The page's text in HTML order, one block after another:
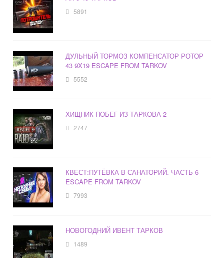
5891
ДУЛЬНЫЙ ТОРМОЗ КОМПЕНСАТОР РОТОР
43 9X19 ESCAPE FROM TARKOV
5552
ХИЩНИК ПОБЕГ ИЗ ТАРКОВА 2
2747
КВЕСТ:ПУТЁВКА В САНАТОРИЙ. ЧАСТЬ 6
ESCAPE FROM TARKOV
7993
НОВОГОДНИЙ ИВЕНТ ТАРКОВ
1489